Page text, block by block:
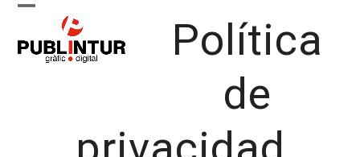
Skip
content
mobile
Close
mobile
Política
de